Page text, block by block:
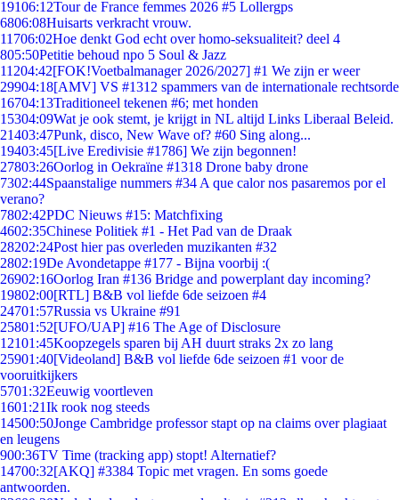
19106:12Tour de France femmes 2026 #5 Lollergps
6806:08Huisarts verkracht vrouw.
11706:02Hoe denkt God echt over homo-seksualiteit? deel 4
805:50Petitie behoud npo 5 Soul & Jazz
11204:42[FOK!Voetbalmanager 2026/2027] #1 We zijn er weer
29904:18[AMV] VS #1312 spammers van de internationale rechtsorde
16704:13Traditioneel tekenen #6; met honden
15304:09Wat je ook stemt, je krijgt in NL altijd Links Liberaal Beleid.
21403:47Punk, disco, New Wave of? #60 Sing along...
19403:45[Live Eredivisie #1786] We zijn begonnen!
27803:26Oorlog in Oekraïne #1318 Drone baby drone
7302:44Spaanstalige nummers #34 A que calor nos pasaremos por el
verano?
7802:42PDC Nieuws #15: Matchfixing
4602:35Chinese Politiek #1 - Het Pad van de Draak
28202:24Post hier pas overleden muzikanten #32
2802:19De Avondetappe #177 - Bijna voorbij :(
26902:16Oorlog Iran #136 Bridge and powerplant day incoming?
19802:00[RTL] B&B vol liefde 6de seizoen #4
24701:57Russia vs Ukraine #91
25801:52[UFO/UAP] #16 The Age of Disclosure
12101:45Koopzegels sparen bij AH duurt straks 2x zo lang
25901:40[Videoland] B&B vol liefde 6de seizoen #1 voor de
vooruitkijkers
5701:32Eeuwig voortleven
1601:21Ik rook nog steeds
14500:50Jonge Cambridge professor stapt op na claims over plagiaat
en leugens
900:36TV Time (tracking app) stopt! Alternatief?
14700:32[AKQ] #3384 Topic met vragen. En soms goede
antwoorden.